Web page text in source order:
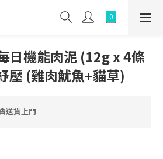
日機能肉泥 (12g x 4條
壓 (雞肉魷魚+貓草)
送貨上門